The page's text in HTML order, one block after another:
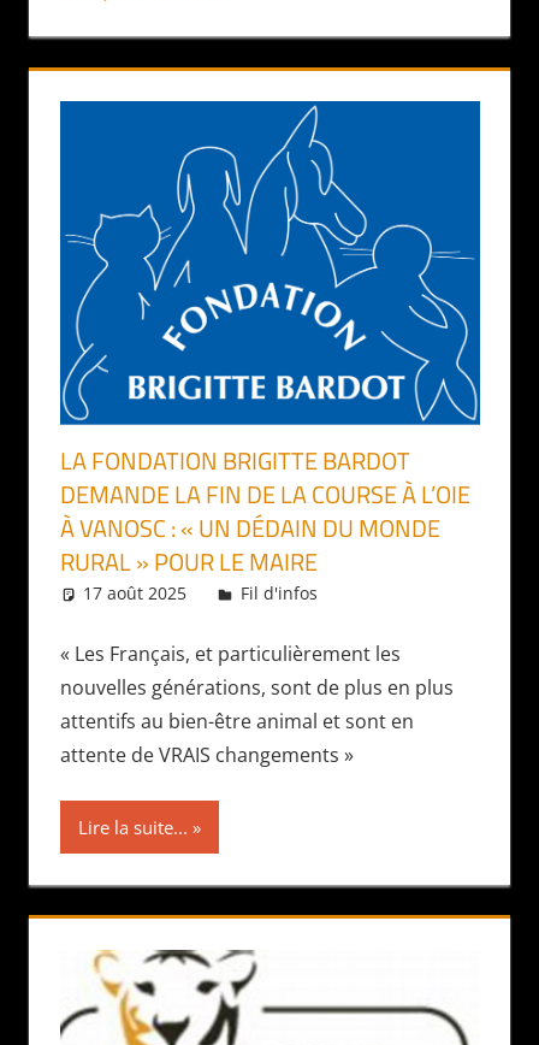
LA FONDATION BRIGITTE BARDOT
DEMANDE LA FIN DE LA COURSE À L’OIE
À VANOSC : « UN DÉDAIN DU MONDE
RURAL » POUR LE MAIRE
17 août 2025 Daniel
Fil d'infos
« Les Français, et particulièrement les
nouvelles générations, sont de plus en plus
attentifs au bien-être animal et sont en
attente de VRAIS changements »
Lire la suite...